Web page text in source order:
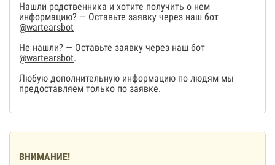
Нашли родственника и хотите получить о нем
информацию? — Оставьте заявку через наш бот
@wartearsbot
Не нашли? — Оставьте заявку через наш бот
@wartearsbot.
Любую дополнительную информацию по людям мы
предоставляем только по заявке.
ВНИМАНИЕ!